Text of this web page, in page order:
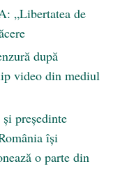
„Libertatea de
după
video din mediul
președinte
își
o parte din